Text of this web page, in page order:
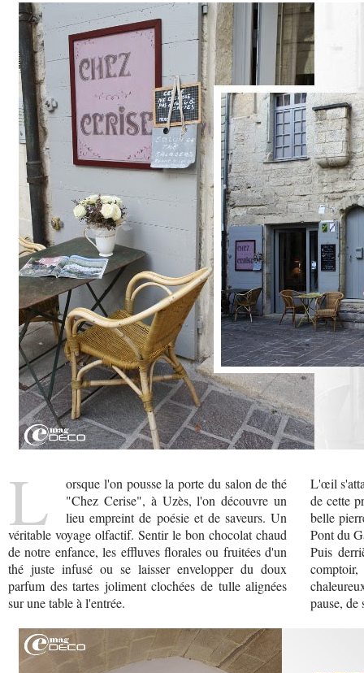
L
orsque l'on pousse la porte du salon de thé
"Chez Cerise", à Uzès, l'on découvre un
lieu empreint de poésie et de saveurs. Un
véritable voyage olfactif. Sentir le bon chocolat chaud
de notre enfance, les effluves florales ou fruitées d'un
thé juste infusé ou se laisser envelopper du doux
parfum des tartes joliment clochées de tulle alignées
sur une table à l'entrée.
L'œil
de cette
belle
Pont du
Puis
pause, de